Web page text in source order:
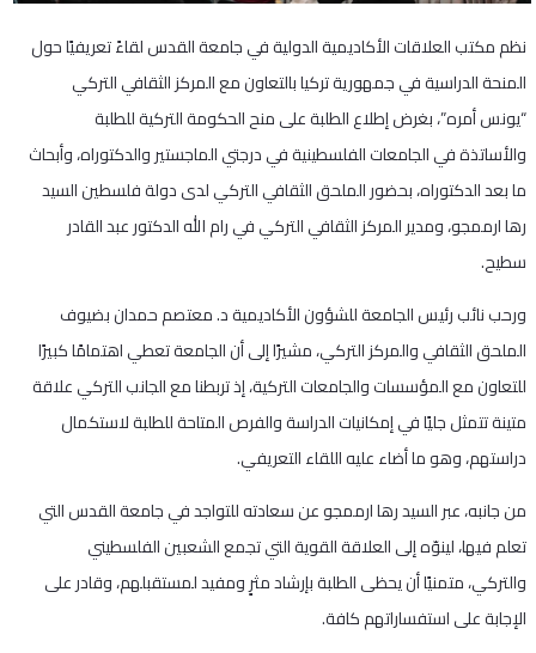
نظم مكتب العلاقات الأكاديمية الدولية في جامعة القدس لقاءً تعريفيًا حول
المنحة الدراسية في جمهورية تركيا بالتعاون مع المركز الثقافي التركي
“يونس أمره”، بغرض إطلاع الطلبة على منح الحكومة التركية للطلبة
والأساتذة في الجامعات الفلسطينية في درجتي الماجستير والدكتوراه، وأبحاث
ما بعد الدكتوراه، بحضور الملحق الثقافي التركي لدى دولة فلسطين السيد
رها ارممجو، ومدير المركز الثقافي التركي في رام الله الدكتور عبد القادر
سطيح.
ورحب نائب رئيس الجامعة للشؤون الأكاديمية د. معتصم حمدان بضيوف
الملحق الثقافي والمركز التركي، مشيرًا إلى أن الجامعة تعطي اهتمامًا كبيرًا
للتعاون مع المؤسسات والجامعات التركية، إذ تربطنا مع الجانب التركي علاقة
متينة تتمثل جليًا في إمكانيات الدراسة والفرص المتاحة للطلبة لاستكمال
دراستهم، وهو ما أضاء عليه اللقاء التعريفي.
من جانبه، عبر السيد رها ارممجو عن سعادته للتواجد في جامعة القدس التي
تعلم فيها، لينوّه إلى العلاقة القوية التي تجمع الشعبين الفلسطيني
والتركي، متمنيًا أن يحظى الطلبة بإرشاد مثرٍ ومفيد لمستقبلهم، وقادر على
الإجابة على استفساراتهم كافة.